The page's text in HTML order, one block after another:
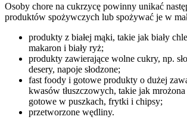
Osoby chore na cukrzycę powinny unikać
produktów spożywczych lub spożywać je w
produkty z białej mąki, takie jak biały
makaron i biały ryż;
produkty zawierające wolne cukry, np.
desery, napoje słodzone;
fast foody i gotowe produkty o dużej
kwasów tłuszczowych, takie jak mrożona
gotowe w puszkach, frytki i chipsy;
przetworzone wędliny.